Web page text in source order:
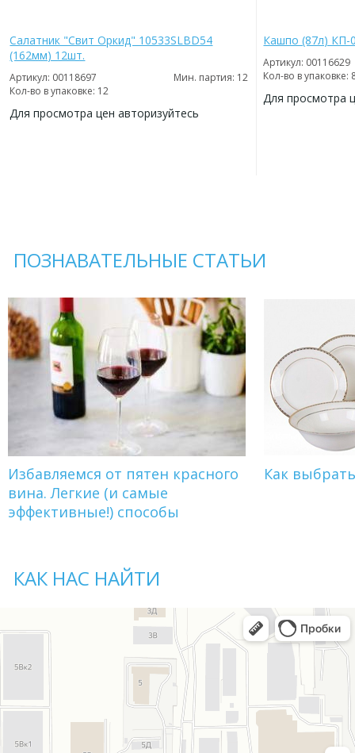
Салатник "Свит Оркид" 10533SLBD54
(162мм) 12шт.
Артикул: 00118697
Мин. партия: 12
Кол-во в упаковке: 12
Для просмотра цен авторизуйтесь
Кашпо (87л) КП-
Артикул: 00116629
Кол-во в упаковке:
Для просмотра
ПОЗНАВАТЕЛЬНЫЕ СТАТЬИ
Избавляемся от пятен красного
вина. Легкие (и самые
эффективные!) способы
Как
КАК НАС НАЙТИ